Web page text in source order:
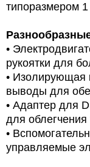
типоразмером
•
рукоятки для
• Изолирующая
выводы для
• Адаптер для
для облегчения
•
управляемые